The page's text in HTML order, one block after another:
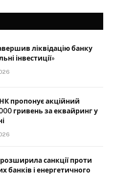
ліквідацію банку
інвестиції»
пропонує акційний
гривень за еквайринг у
санкції проти
банків і енергетичного